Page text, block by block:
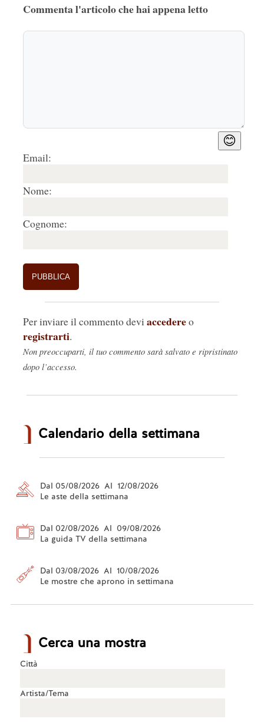
Commenta l'articolo che hai appena letto
😊
Email:
Nome:
Cognome:
Per inviare il commento devi accedereo
registrarti.
Non preoccuparti, il tuo commento sarà salvato e ripristinato
dopo l’accesso.
Calendario della settimana
Dal 05/08/2026 Al 12/08/2026
Le aste della settimana
Dal 02/08/2026 Al 09/08/2026
La guida TV della settimana
Dal 03/08/2026 Al 10/08/2026
Le mostre che aprono in settimana
Cerca una mostra
Città
Artista/Tema